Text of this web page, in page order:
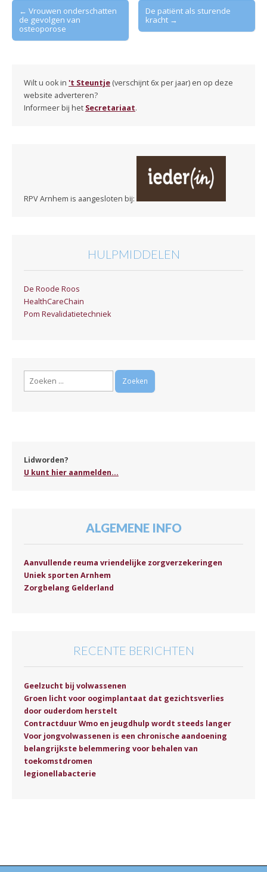
Post
navigation
← Vrouwen onderschatten
de gevolgen van
osteoporose
De patiënt als sturende
kracht →
Wilt u ook in 't Steuntje (verschijnt 6x per jaar) en op deze
website adverteren?
Informeer bij het Secretariaat.
RPV Arnhem is aangesloten bij:
HULPMIDDELEN
De Roode Roos
HealthCareChain
Pom Revalidatietechniek
Zoeken
Lidworden?
U kunt hier aanmelden...
ALGEMENE INFO
Aanvullende reuma vriendelijke zorgverzekeringen
Uniek sporten Arnhem
Zorgbelang Gelderland
RECENTE BERICHTEN
Geelzucht bij volwassenen
Groen licht voor oogimplantaat dat gezichtsverlies
door ouderdom herstelt
Contractduur Wmo en jeugdhulp wordt steeds langer
Voor jongvolwassenen is een chronische aandoening
belangrijkste belemmering voor behalen van
toekomstdromen
legionellabacterie